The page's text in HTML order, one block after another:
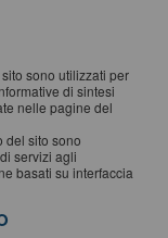
sono utilizzati per
di sintesi
nelle pagine del
del sito sono
servizi agli
basati su interfaccia